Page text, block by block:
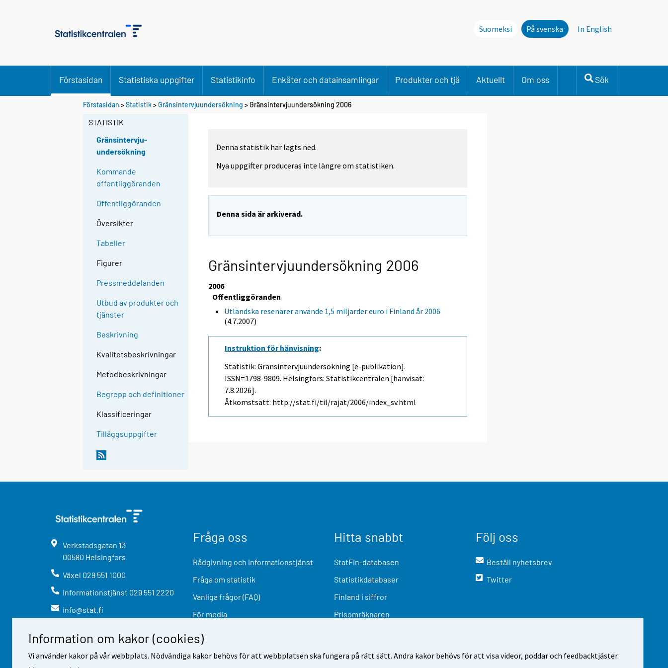
Information om kakor (cookies)
Vi använder kakor på vår webbplats. Nödvändiga kakor behövs för att webbplatsen ska fungera på rätt sätt. Andra kakor behövs för att visa videor, poddar och feedbacktjäster.
Suomeksi På svenska In English
Förstasidan Statistiska uppgifter Statistikinfo Enkäter och datainsamlingar Produkter och tjä Aktuellt Om oss Sök
Förstasidan >Statistik>Gränsintervjuundersökning > Gränsintervjuundersökning 2006
STATISTIK
Gränsintervju-
undersökning
Kommande
offentliggöranden
Offentliggöranden
Översikter
Tabeller
Figurer
Pressmeddelanden
Utbud av produkter och
tjänster
Beskrivning
Kvalitetsbeskrivningar
Metodbeskrivningar
Begrepp och definitioner
Klassificeringar
Tilläggsuppgifter
Denna statistik har lagts ned.
Nya uppgifter produceras inte längre om statistiken.
Denna sida är arkiverad.
Gränsintervjuundersökning 2006
2006
Offentliggöranden
Utländska resenärer använde 1,5 miljarder euro i Finland år 2006
(4.7.2007)
Instruktion för hänvisning:
Statistik: Gränsintervjuundersökning [e-publikation].
ISSN=1798-9809. Helsingfors: Statistikcentralen [hänvisat:
7.8.2026].
Åtkomstsätt: http://stat.fi/til/rajat/2006/index_sv.html
Verkstadsgatan 13
00580 Helsingfors
Växel 029 551 1000
Informationstjänst 029 551 2220
info@stat.fi
Fråga oss
Rådgivning och informationstjänst
Fråga om statistik
Vanliga frågor (FAQ)
För media
Hitta snabbt
StatFin-databasen
Statistikdatabaser
Finland i siffror
Prisomräknaren
Följ oss
Beställ nyhetsbrev
Twitter